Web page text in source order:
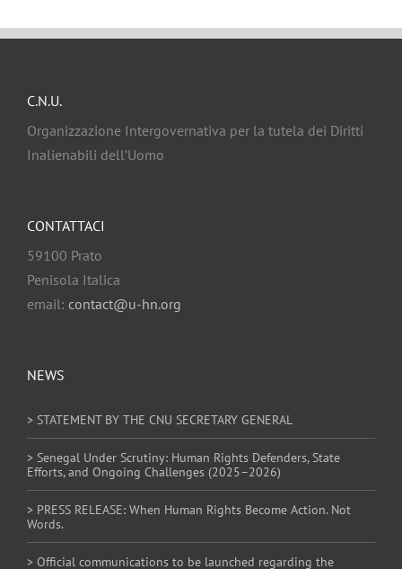
C.N.U.
Organizzazione Intergovernativa per la tutela dei Diritti
Inalienabili dell’Uomo
NEWS
> STATEMENT BY THE CNU SECRETARY GENERAL
> Senegal Under Scrutiny: Human Rights Defenders, State
Efforts, and Ongoing Challenges (2025–2026)
> PRESS RELEASE: When Human Rights Become Action. Not
Words.
> Official communications to be launched regarding the
CONTATTACI
59100 Prato
Penisola Italica
email: contact@u-hn.org